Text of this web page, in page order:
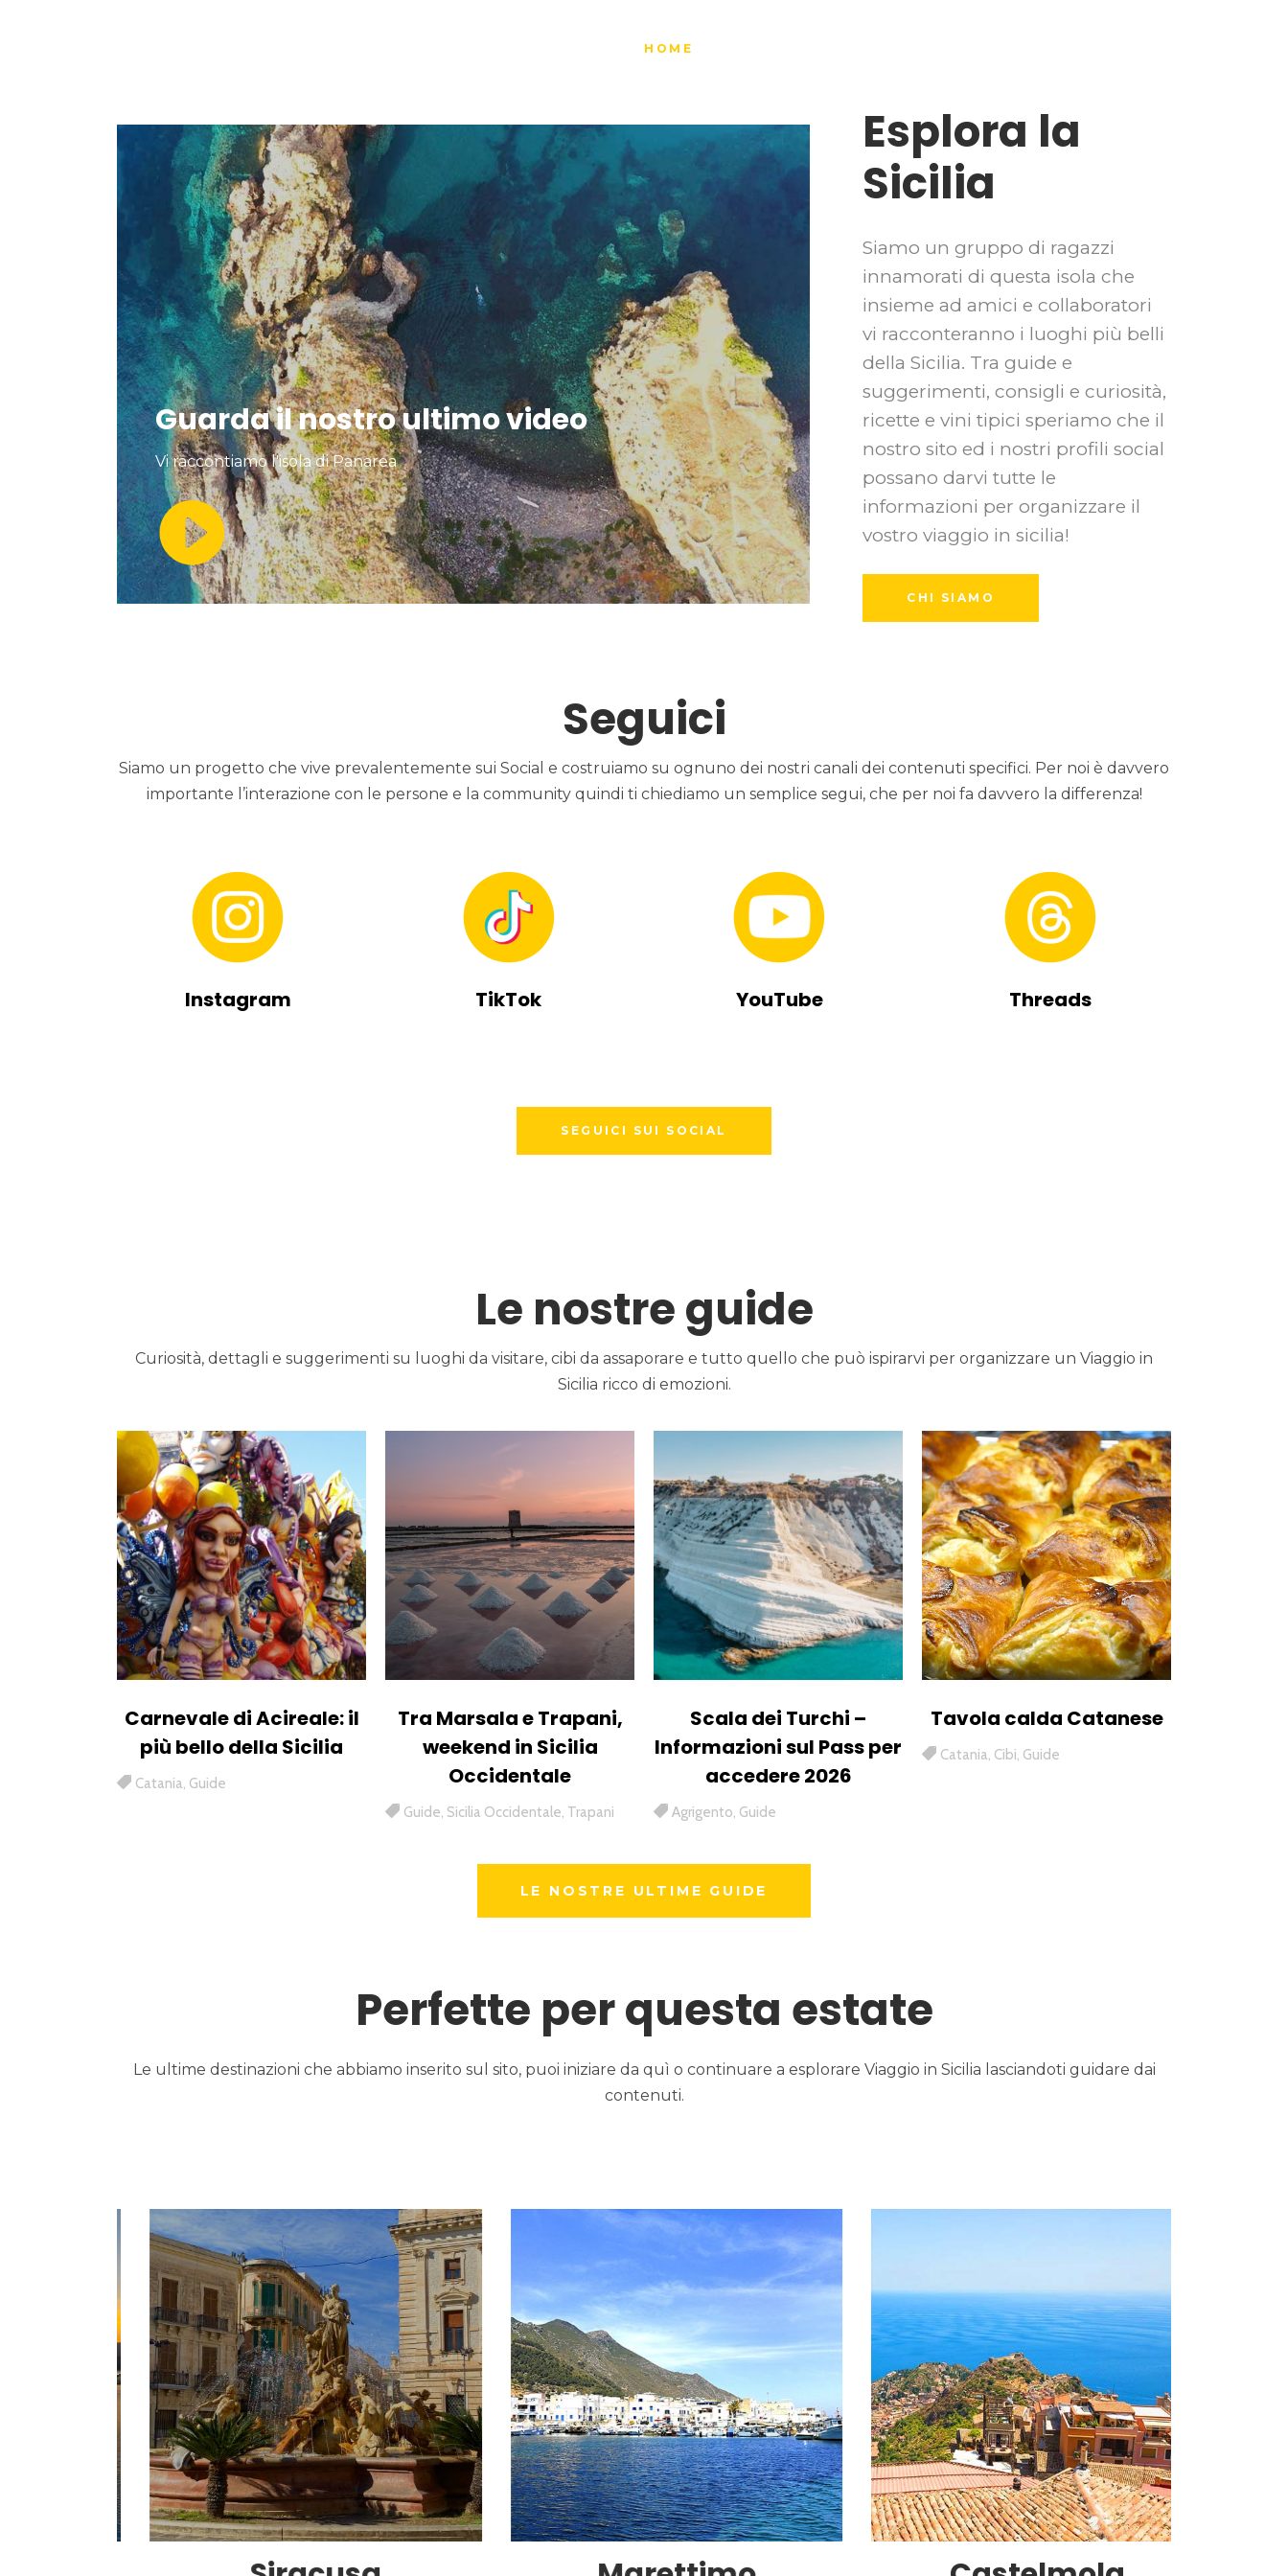
HOME
Guarda il nostro ultimo video
Vi raccontiamo l'isola di Panarea
Esplora la
Sicilia
Siamo un gruppo di ragazzi
innamorati di questa isola che
insieme ad amici e collaboratori
vi racconteranno i luoghi più belli
della Sicilia. Tra guide e
suggerimenti, consigli e curiosità,
ricette e vini tipici speriamo che il
nostro sito ed i nostri profili social
possano darvi tutte le
informazioni per organizzare il
vostro viaggio in sicilia!
CHI SIAMO
Seguici
Siamo un progetto che vive prevalentemente sui Social e costruiamo su ognuno dei nostri canali dei contenuti specifici. Per noi è davvero
importante l’interazione con le persone e la community quindi ti chiediamo un semplice segui, che per noi fa davvero la differenza!
Instagram TikTok YouTube Threads
SEGUICI SUI SOCIAL
Le nostre guide
Curiosità, dettagli e suggerimenti su luoghi da visitare, cibi da assaporare e tutto quello che può ispirarvi per organizzare un Viaggio in
Sicilia ricco di emozioni.
Carnevale di Acireale: il
più bello della Sicilia
Catania, Guide
Tra Marsala e Trapani,
weekend in Sicilia
Occidentale
Guide, Sicilia Occidentale, Trapani
Scala dei Turchi –
Informazioni sul Pass per
accedere 2026
Agrigento, Guide
Tavola calda Catanese
Catania, Cibi, Guide
LE NOSTRE ULTIME GUIDE
Perfette per questa estate
Le ultime destinazioni che abbiamo inserito sul sito, puoi iniziare da quì o continuare a esplorare Viaggio in Sicilia lasciandoti guidare dai
contenuti.